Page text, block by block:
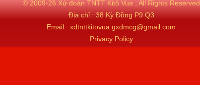
© 2009-26 Xứ đoàn TNTT Kitô Vua , All Rights Reserved
Địa chỉ : 38 Kỳ Đồng P9 Q3
Email : xdtnttkitovua.gxdmcg@gmail.com
Privacy Policy